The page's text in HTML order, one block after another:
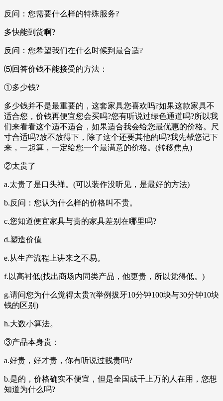
反问：您需要什么样的特殊服务?
多快能到货啊?
反问：您希望我们在什么时候到最合适?
⑸回答价钱不能接受的方法：
①多少钱?
多少钱并不是最重要的，这套家具您喜欢吗?如果这款家具不
适合您，价钱再便宜您会买吗?您有听说过绿色通道吗?所以我
们来看看这个适不适合，如果适合我会给您最优惠的价格。尺
寸合适吗?放不放得下，除了这个还要其他的吗?我先帮您记下
来，一起算，一定给您一个最满意的价格。(转移焦点)
②太贵了
a.太贵了是口头禅。(可以装作没听见，是最好的方法)
b.反问：您认为什么样的价格叫不贵。
c.您知道便宜家具与贵的家具差别在哪里吗?
d.塑造价值
e.从生产流程上讲来之不易。
f.以高衬低(找出商场内同类产品，他更贵，所以觉得低。)
g.请问您为什么觉得太贵?(举例拔牙10分钟100块与30分钟10块
钱的区别)
h.大数小算法。
③产品本身贵：
a.好贵，好才贵，你有听说过贱贵吗?
b.是的，价格确实不便宜，但是全国成千上万的人在用，您想
知道为什么吗?